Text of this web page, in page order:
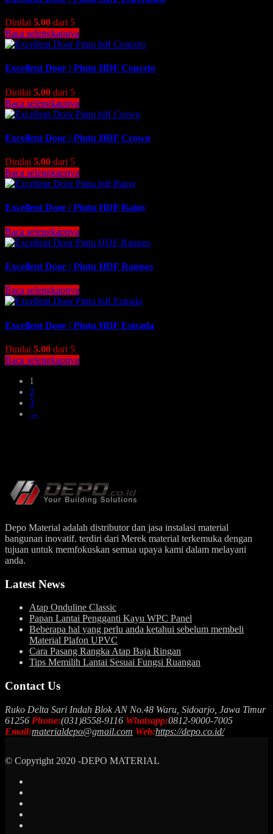
Dinilai 5.00 dari 5
Baca selengkapnya
Excellent Door | Pintu HDF Conceto
Dinilai 5.00 dari 5
Baca selengkapnya
Excellent Door | Pintu HDF Crown
Dinilai 5.00 dari 5
Baca selengkapnya
Excellent Door | Pintu HDF Rainy
Baca selengkapnya
Excellent Door | Pintu HDF Ramses
Baca selengkapnya
Excellent Door | Pintu HDF Estrada
Dinilai 5.00 dari 5
Baca selengkapnya
1
2
3
→
Depo Material adalah distributor dan jasa instalasi material
bangunan inovatif. terdiri dari Merek material terkemuka dengan
tujuan untuk memfokuskan semua upaya kami dalam melayani
anda.
Latest News
Atap Onduline Classic
Papan Lantai Pengganti Kayu WPC Panel
Beberapa hal yang perlu anda ketahui sebelum membeli
Material Plafon UPVC
Cara Pasang Rangka Atap Baja Ringan
Tips Memilih Lantai Sesuai Fungsi Ruangan
Contact Us
Ruko Delta Sari Indah Blok AN No.48 Waru, Sidoarjo, Jawa Timur
61256 Phone:(031)8558-9116 Whatsapp:0812-9000-7005
Email:materialdepo@gmail.com Web:https://depo.co.id/
© Copyright 2020 -DEPO MATERIAL